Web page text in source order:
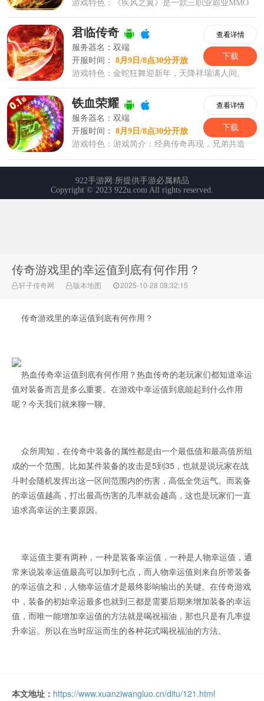
传奇游戏里的幸运值到底有何作用？
轩子传奇网 版本地图 2025-10-28 08:32:15
传奇游戏里的幸运值到底有何作用？
热血传奇幸运值到底有何作用？热血传奇的老玩家们都知道幸运
值对装备而言是多么重要。在游戏中幸运值到底能起到什么作用
呢？今天我们就来聊一聊。
众所周知，在传奇中装备的属性都是由一个最低值和最高值所组
成的一个范围。比如某件装备的攻击是5到35，也就是说玩家在战
斗时会随机发挥出这一区间范围内的伤害，高低全凭运气。而装备
的幸运值越高，打出最高伤害的几率就会越高，这也是玩家们一直
追求高幸运的主要原因。
幸运值主要有两种，一种是装备幸运值，一种是人物幸运值，通
常来说装幸运值最高可以加到七点，而人物幸运值则来自所带装备
的幸运值之和，人物幸运值才是最终影响输出的关键。在传奇游戏
中，装备的初始幸运最多也就到三都是需要后期来增加装备的幸运
值，而唯一能增加幸运值的方法就是喝祝福油，那也只是有几率提
升幸运。所以在当时应运而生的各种花式喝祝福油的方法。
本文地址： https://www.xuanziwangluo.cn/ditu/121.html